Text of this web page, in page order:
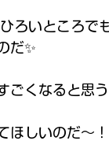
ろいところで
だ✨
ごくなると思
ほしいのだ～！